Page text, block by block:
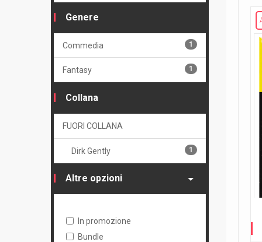
Genere
Commedia 1
Fantasy 1
Collana
FUORI COLLANA
Dirk Gently 1
Altre opzioni
In promozione
Bundle